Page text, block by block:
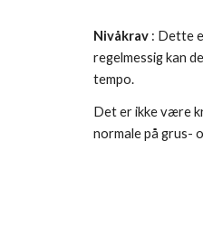
Nivåkrav : Dette
regelmessig kan
tempo.
Det er ikke være
normale på grus-